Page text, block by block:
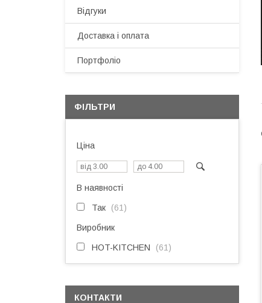
Відгуки
Доставка і оплата
Портфоліо
ФІЛЬТРИ
Ціна
В наявності
Так 61
Виробник
HOT-KITCHEN 61
КОНТАКТИ